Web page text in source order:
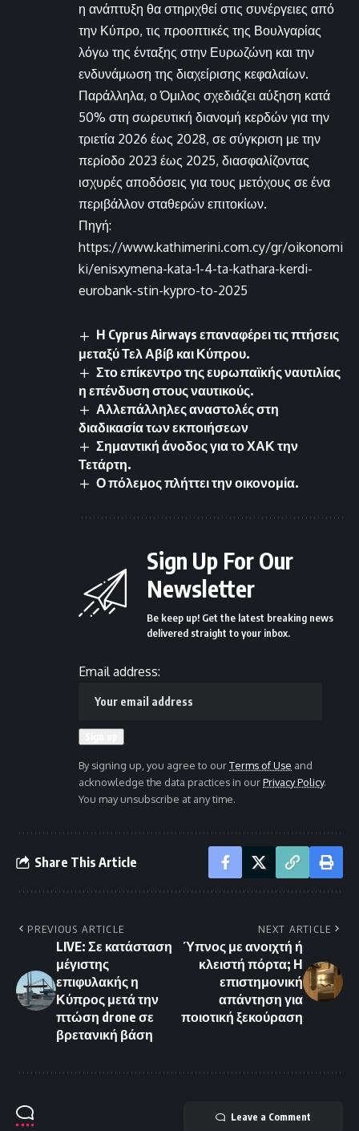
η ανάπτυξη θα στηριχθεί στις συνέργειες από
την Κύπρο, τις προοπτικές της Βουλγαρίας
λόγω της ένταξης στην Ευρωζώνη και την
ενδυνάμωση της διαχείρισης κεφαλαίων.
Παράλληλα, ο Όμιλος σχεδιάζει αύξηση κατά
50% στη σωρευτική διανομή κερδών για την
τριετία 2026 έως 2028, σε σύγκριση με την
περίοδο 2023 έως 2025, διασφαλίζοντας
ισχυρές αποδόσεις για τους μετόχους σε ένα
περιβάλλον σταθερών επιτοκίων.
Πηγή:
https://www.kathimerini.com.cy/gr/oikonomi
ki/enisxymena-kata-1-4-ta-kathara-kerdi-
eurobank-stin-kypro-to-2025
Η Cyprus Airways επαναφέρει τις πτήσεις
μεταξύ Τελ Αβίβ και Κύπρου.
Στο επίκεντρο της ευρωπαϊκής ναυτιλίας
η επένδυση στους ναυτικούς.
Αλλεπάλληλες αναστολές στη
διαδικασία των εκποιήσεων
Σημαντική άνοδος για το ΧΑΚ την
Τετάρτη.
Ο πόλεμος πλήττει την οικονομία.
Sign Up For Our
Newsletter
Be keep up! Get the latest breaking news
delivered straight to your inbox.
Email address:
By signing up, you agree to ourTerms of Use and
acknowledge the data practices in ourPrivacy Policy.
You may unsubscribe at any time.
Share This Article
PREVIOUS ARTICLE
LIVE: Σε κατάσταση
μέγιστης
επιφυλακής η
Κύπρος μετά την
πτώση drone σε
βρετανική βάση
NEXT ARTICLE
Ύπνος με ανοιχτή ή
κλειστή πόρτα; Η
επιστημονική
απάντηση για
ποιοτική ξεκούραση
Leave a Comment